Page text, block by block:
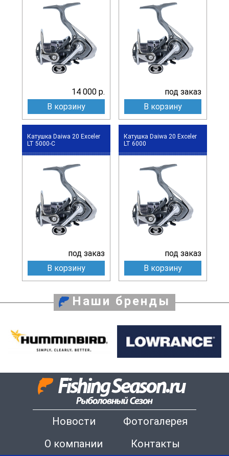
14 000 р.
В корзину
под заказ
В корзину
Катушка Daiwa 20 Exceler
LT 5000-C
под заказ
В корзину
Катушка Daiwa 20 Exceler
LT 6000
под заказ
В корзину
Наши бренды
Новости
Фотогалерея
О компании
Контакты